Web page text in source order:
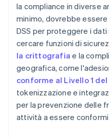
la compliance in diverse
minimo, dovrebbe
DSS per proteggere i
cercare funzioni di
la crittografia e la
geografica, come
conforme al Livello 1 del
tokenizzazione e
per la prevenzione delle
attività a essere